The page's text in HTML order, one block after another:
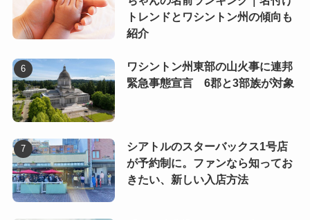
トレンドとワシントン州の傾向も
紹介
ワシントン州東部の山火事に連邦
緊急事態宣言 6郡と3部族が対象
シアトルのスターバックス1号店
が予約制に。ファンなら知ってお
きたい、新しい入店方法